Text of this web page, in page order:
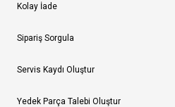
Kolay İade
Sipariş Sorgula
Servis Kaydı Oluştur
Yedek Parça Talebi Oluştur